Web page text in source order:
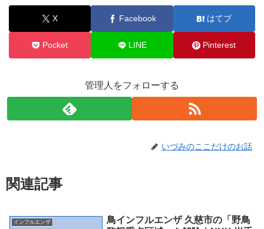
X Facebook はてブ
Pocket LINE Pinterest
管理人をフォローする
いづみのここだけのお話
関連記事
インフルエンザ
鳥インフルエンザ 久慈市の「野鳥